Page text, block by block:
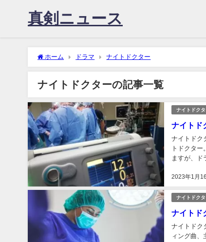
真剣ニュース
ホーム ドラマ ナイトドクター
ナイトドクターの記事一覧
ナイトドク
ナイトド
2023年1月
ナイトドク
トドクタ
ますが、ド
ナイトドク
ナイトド
ナイトドク
ィング曲、